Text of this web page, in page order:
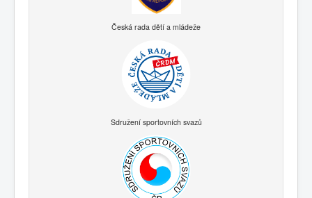
Česká rada dětí a mládeže
Sdružení sportovních svazů